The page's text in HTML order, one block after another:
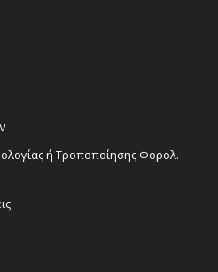
ή Τροποποίησης Φορολ.